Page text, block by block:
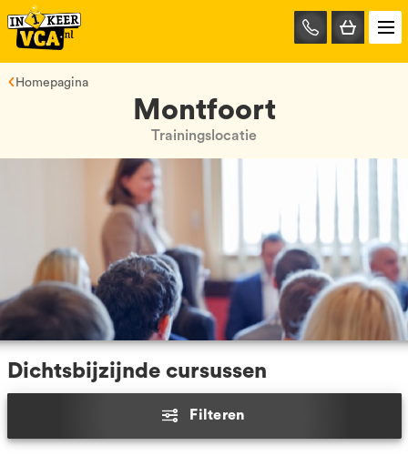
085-
0667401
Homepagina
Montfoort
Trainingslocatie
Dichtsbijzijnde cursussen
Filteren